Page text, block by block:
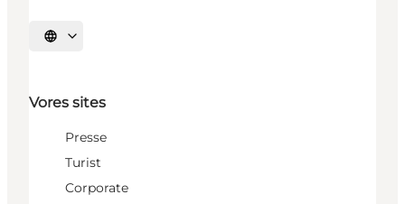
Vælg sprog
Vores sites
Presse
Turist
Corporate